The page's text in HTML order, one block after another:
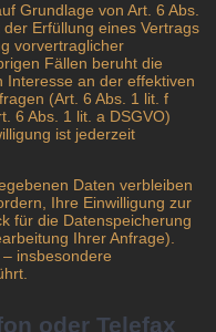
Grundlage von Art. 6 Abs.
Erfüllung eines Vertrags
vorvertraglicher
Fällen beruht die
Interesse an der effektiven
(Art. 6 Abs. 1 lit. f
6 Abs. 1 lit. a DSGVO)
ist jederzeit
Daten verbleiben
Ihre Einwilligung zur
für die Datenspeicherung
Ihrer Anfrage).
insbesondere
oder Telefax